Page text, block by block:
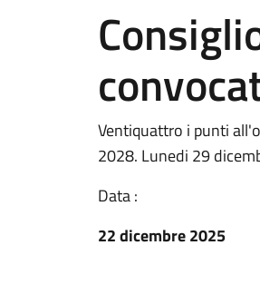
Ventiquattro i punti
2028. Lunedi 29
Data :
22 dicembre 2025